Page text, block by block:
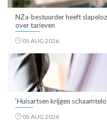
NZa-bestuurder heeft
over tarieven
05 AUG 2026
‘Huisartsen krijgen
05 AUG 2026